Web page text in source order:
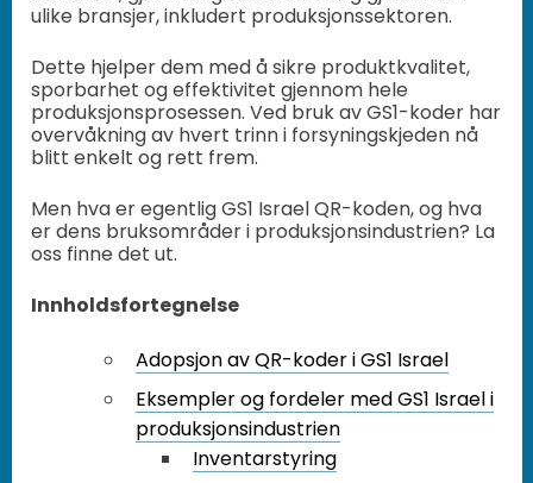
ulike bransjer, inkludert produksjonssektoren.
Dette hjelper dem med å sikre produktkvalitet,
sporbarhet og effektivitet gjennom hele
produksjonsprosessen. Ved bruk av GS1-koder har
overvåkning av hvert trinn i forsyningskjeden nå
blitt enkelt og rett frem.
Men hva er egentlig GS1 Israel QR-koden, og hva
er dens bruksområder i produksjonsindustrien? La
oss finne det ut.
Innholdsfortegnelse
Adopsjon av QR-koder i GS1 Israel
Eksempler og fordeler med GS1 Israel i
produksjonsindustrien
Inventarstyring